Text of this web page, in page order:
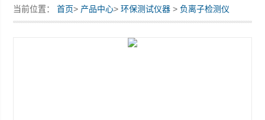
当前位置：首页> 产品中心>环保测试仪器 > 负离子检测仪